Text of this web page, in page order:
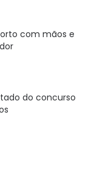
com mãos e
do concurso